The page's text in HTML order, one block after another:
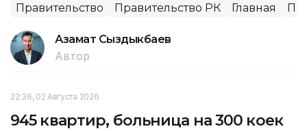
Правительство Правительство РК Главная
Азамат Сыздыкбаев
Автор
22:36, 02 Августа 2026
945 квартир, больница на 300 коек